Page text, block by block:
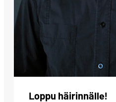
Loppu häirinnälle!